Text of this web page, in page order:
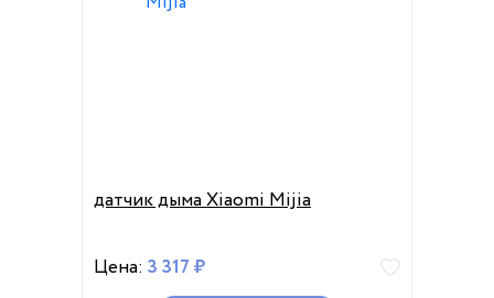
датчик дыма Xiaomi Mijia
Цена: 3 317 ₽